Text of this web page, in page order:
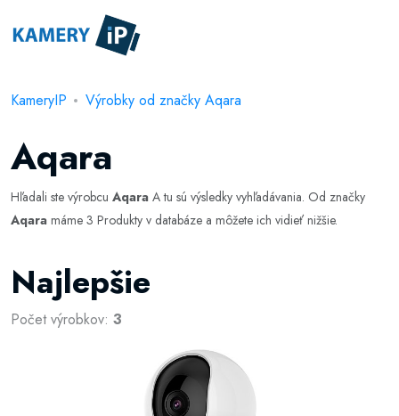
KameryIP Výrobky od značky Aqara
Aqara
Hľadali ste výrobcu Aqara A tu sú výsledky vyhľadávania. Od značky
Aqara máme 3 Produkty v databáze a môžete ich vidieť nižšie.
Najlepšie
Počet výrobkov: 3